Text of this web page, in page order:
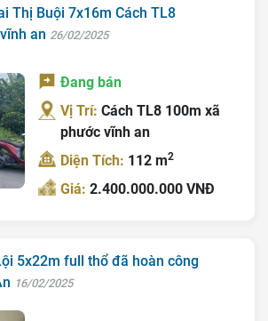
Thị Buội 7x16m Cách TL8
an 26/02/2025
Đang bán
Vị Trí:Cách TL8 100m xã
phước vĩnh an
Diện Tích: 112 m2
Giá:2.400.000.000 VNĐ
5x22m full thổ đã hoàn công
16/02/2025